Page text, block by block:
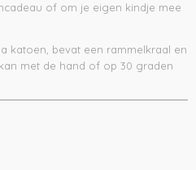
of om je eigen kindje mee
katoen, bevat een rammelkraal en
met de hand of op 30 graden